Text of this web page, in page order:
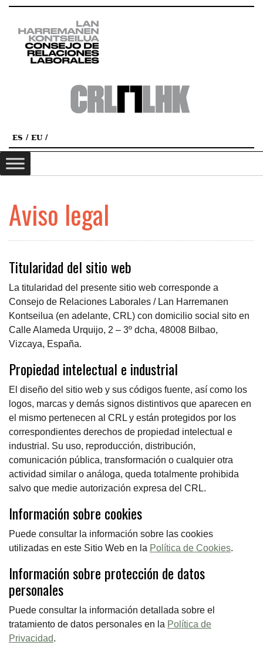
ES EU
Aviso legal
Titularidad del sitio web
La titularidad del presente sitio web corresponde a
Consejo de Relaciones Laborales / Lan Harremanen
Kontseilua (en adelante, CRL) con domicilio social sito en
Calle Alameda Urquijo, 2 – 3º dcha, 48008 Bilbao,
Vizcaya, España.
Propiedad intelectual e industrial
El diseño del sitio web y sus códigos fuente, así como los
logos, marcas y demás signos distintivos que aparecen en
el mismo pertenecen al CRL y están protegidos por los
correspondientes derechos de propiedad intelectual e
industrial. Su uso, reproducción, distribución,
comunicación pública, transformación o cualquier otra
actividad similar o análoga, queda totalmente prohibida
salvo que medie autorización expresa del CRL.
Información sobre cookies
Puede consultar la información sobre las cookies
utilizadas en este Sitio Web en la Política de Cookies.
Información sobre protección de datos
personales
Puede consultar la información detallada sobre el
tratamiento de datos personales en la Política de
Privacidad.